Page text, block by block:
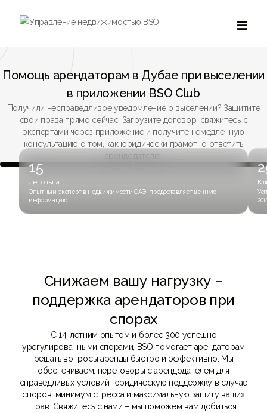

Помощь арендаторам в Дубае при выселении
в приложении BSO Club
Получили несправедливое уведомление о выселении? Защитите
свои права прямо сейчас. Загрузите договор, свяжитесь с
экспертами через приложение и получите немедленную
консультацию о том, как юридически грамотно ответить
арендодателю.
15+
лет опыта
Опытный эксперт в недвижимости ОАЭ, предоставляет ценную
информацию.
Снижаем вашу нагрузку –
поддержка арендаторов при
спорах
С 14-летним опытом и более 300 успешно
урегулированными спорами, BSO помогает арендаторам
решать вопросы аренды быстро и эффективно. Мы
обеспечиваем: переговоры с арендодателем для
справедливых условий, юридическую поддержку в случае
споров, минимум стресса и максимальную защиту ваших
прав. Свяжитесь с нами – мы поможем вам добиться